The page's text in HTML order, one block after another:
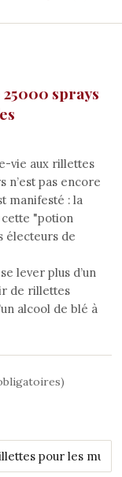
sprays
vie aux rillettes
pas encore
manifesté : la
"potion
électeurs de
lever plus d’un
de rillettes
alcool de blé à